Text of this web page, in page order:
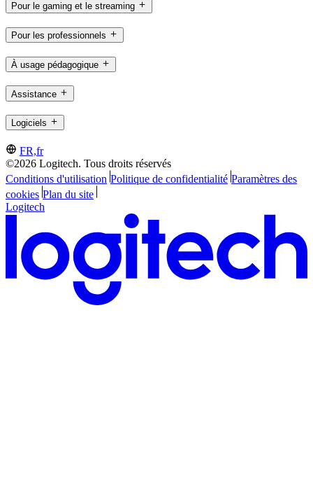
Pour le gaming et le streaming
Pour les professionnels
À usage pédagogique
Assistance
Logiciels
FR,fr
©2026 Logitech. Tous droits réservés
Conditions d'utilisation Politique de confidentialité Paramètres des
cookies Plan du site
Logitech